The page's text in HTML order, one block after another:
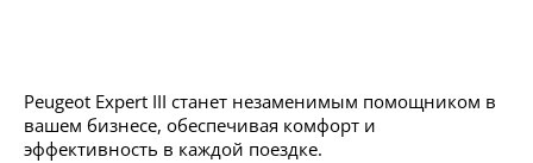
Peugeot Expert III станет незаменимым помощником в
вашем бизнесе, обеспечивая комфорт и
эффективность в каждой поездке.